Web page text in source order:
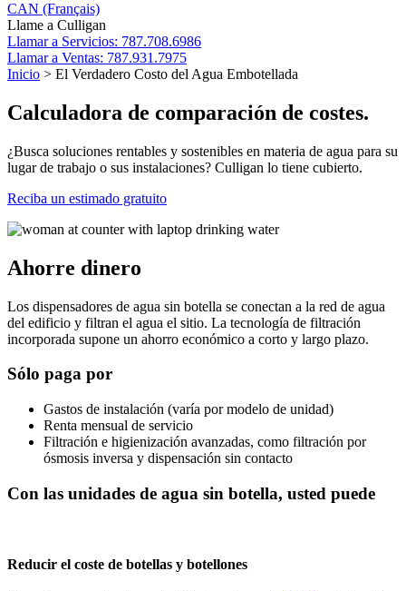
CAN (Français)
Llame a Culligan
Llamar a Servicios: 787.708.6986
Llamar a Ventas: 787.931.7975
Inicio > El Verdadero Costo del Agua Embotellada
Calculadora de comparación de costes.
¿Busca soluciones rentables y sostenibles en materia de agua para su
lugar de trabajo o sus instalaciones? Culligan lo tiene cubierto.
Reciba un estimado gratuito
Ahorre dinero
Los dispensadores de agua sin botella se conectan a la red de agua
del edificio y filtran el agua el sitio. La tecnología de filtración
incorporada supone un ahorro económico a corto y largo plazo.
Sólo paga por
Gastos de instalación (varía por modelo de unidad)
Renta mensual de servicio
Filtración e higienización avanzadas, como filtración por
ósmosis inversa y dispensación sin contacto
Con las unidades de agua sin botella, usted puede
Reducir el coste de botellas y botellones